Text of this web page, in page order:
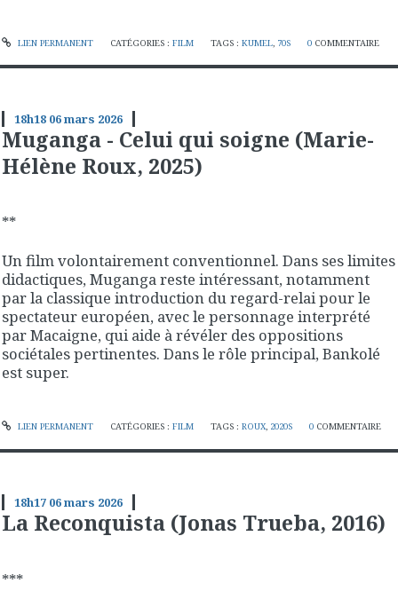
LIEN PERMANENT CATÉGORIES : FILM TAGS :KUMEL 70S 0 COMMENTAIRE
18h18 06mars 2026
Muganga - Celui qui soigne (Marie-
Hélène Roux, 2025)
**
Un film volontairement conventionnel. Dans ses limites
didactiques, Muganga reste intéressant, notamment
par la classique introduction du regard-relai pour le
spectateur européen, avec le personnage interprété
par Macaigne, qui aide à révéler des oppositions
sociétales pertinentes. Dans le rôle principal, Bankolé
est super.
LIEN PERMANENT CATÉGORIES : FILM TAGS :ROUX, 2020S 0 COMMENTAIRE
18h17 06mars 2026
La Reconquista (Jonas Trueba, 2016)
***